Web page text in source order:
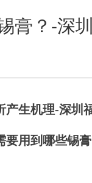
膏？-深
要用到哪些锡膏